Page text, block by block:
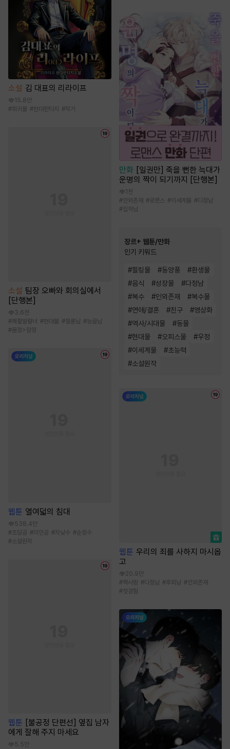
소설 김 대표의 리라이프
15.8만
#회귀물 #현대판타지 #작가
소설 팀장 오빠와 회의실에서
[단행본]
3.6천
#쾌활발랄녀 #현대물 #절륜남 #능글남
# 몸정>맘정
웹툰 열여덟의 침대
538.4만
#초딩공 #미인공 #자낮수 #순정수
#소설원작
웹툰
[불공정 단편선] 옆집 남자
에게 잘해 주지 마세요
5.5만
만화 [일권만] 죽을 뻔한 늑대가
운명의 짝이 되기까지 [단행본]
1천
#인외존재 #로맨스 #이세계물 #다정남
#집착남
장르+ 웹툰/만화
인기 키워드
#힐링물 #동양풍 #환생물
#음식 #성장물 #다정남
#복수 #인외존재 #복수물
#연애/결혼 #친구 #영상화
#역사/시대물 #동물
#현대물 #오피스물 #우정
#이세계물 #초능력
#소설원작
웹툰 우리의 죄를 사하지 마시옵
고
20.9만
#짝사랑 #다정남 #후회남 #인외존재
#첫경험